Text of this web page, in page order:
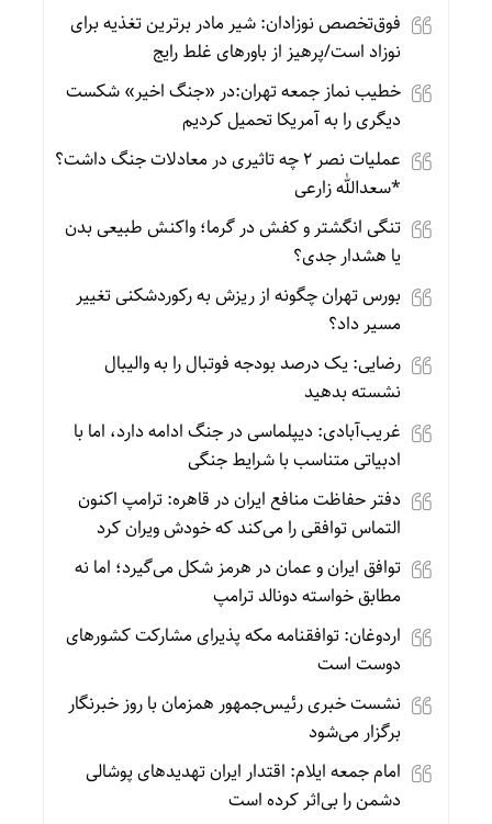
فوق‌تخصص نوزادان: شیر مادر برترین تغذیه برای
نوزاد است/پرهیز از باورهای غلط رایج
خطیب نماز جمعه تهران:در «جنگ اخیر» شکست
دیگری را به آمریکا تحمیل کردیم
عملیات نصر ۲ چه تاثیری در معادلات جنگ داشت؟
*سعدالله زارعی
تنگی انگشتر و کفش در گرما؛ واکنش طبیعی بدن
یا هشدار جدی؟
بورس تهران چگونه از ریزش به رکوردشکنی تغییر
مسیر داد؟
رضایی: یک درصد بودجه فوتبال را به والیبال
نشسته بدهید
غریب‌آبادی: دیپلماسی در جنگ ادامه دارد، اما با
ادبیاتی متناسب با شرایط جنگی
دفتر حفاظت منافع ایران در قاهره: ترامپ اکنون
التماس توافقی را می‌کند که خودش ویران کرد
توافق ایران و عمان در هرمز شکل می‌گیرد؛ اما نه
مطابق خواسته دونالد ترامپ
اردوغان: توافقنامه مکه پذیرای مشارکت کشورهای
دوست است
نشست خبری رئیس‌جمهور همزمان با روز خبرنگار
برگزار می‌شود
امام جمعه ایلام: اقتدار ایران تهدیدهای پوشالی
دشمن را بی‌اثر کرده است